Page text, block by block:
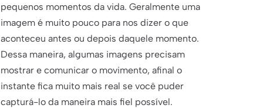
pequenos momentos da vida. Geralmente uma
imagem é muito pouco para nos dizer o que
aconteceu antes ou depois daquele momento.
Dessa maneira, algumas imagens precisam
mostrar e comunicar o movimento, afinal o
instante fica muito mais real se você puder
capturá-lo da maneira mais fiel possível.